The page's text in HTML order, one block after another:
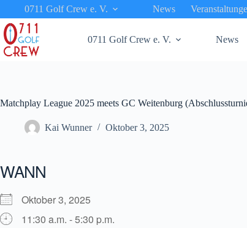
springen
0711 Golf Crew e. V. News
0711 Golf Crew e. V. News
Matchplay League 2025 meets GC Weitenburg
Kai Wunner Oktober 3, 2025
WANN
Oktober 3, 2025
11:30 a.m. - 5:30 p.m.